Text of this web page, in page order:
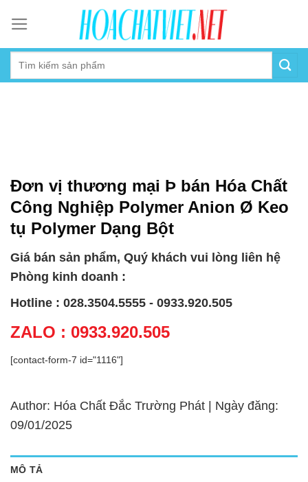
content
Đơn vị thương mại Þ bán Hóa Chất
Công Nghiệp Polymer Anion Ø Keo
tụ Polymer Dạng Bột
Giá bán sản phẩm, Quý khách vui lòng liên hệ
Phòng kinh doanh :
Hotline : 028.3504.5555 - 0933.920.505
ZALO : 0933.920.505
[contact-form-7 id="1116"]
Author: Hóa Chất Đắc Trường Phát | Ngày đăng:
09/01/2025
MÔ TẢ